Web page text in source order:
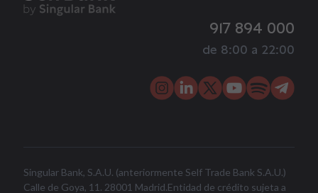
917 894 000
de 8:00 a 22:00
Singular Bank, S.A.U. (anteriormente Self Trade Bank S.A.U.)
Calle de Goya, 11. 28001 Madrid.Entidad de crédito sujeta a